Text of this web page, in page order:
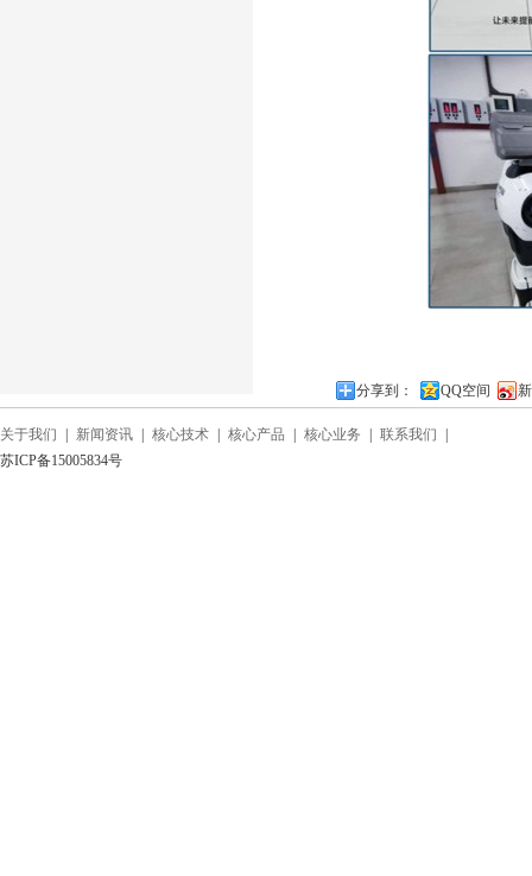
分享到： QQ空间
关于我们 新闻资讯 核心技术 核心产品 核心业务 联系我们
苏ICP备15005834号